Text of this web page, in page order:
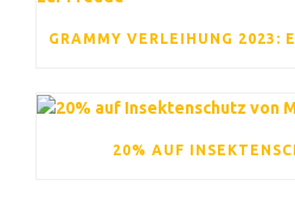
20% AUF